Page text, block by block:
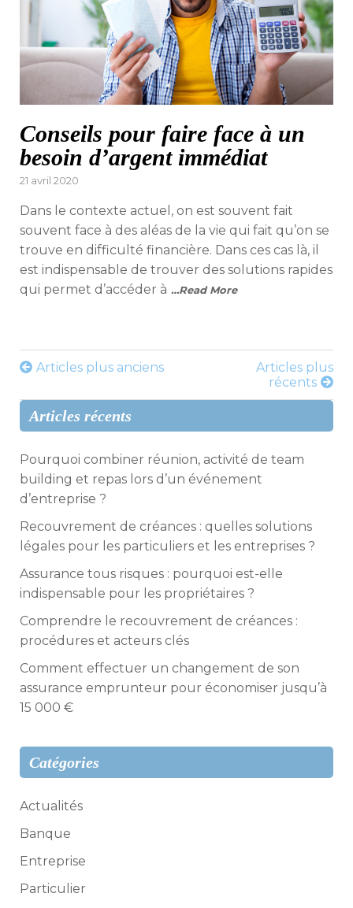
Conseils pour faire face à un
besoin d’argent immédiat
Posted
21 avril 2020
Dans le contexte actuel, on est souvent fait
souvent face à des aléas de la vie qui fait qu’on se
trouve en difficulté financière. Dans ces cas là, il
est indispensable de trouver des solutions rapides
qui permet d’accéder à …Read More
Navigation
des
articles
Articles plus anciens
Articles plus
récents
Articles récents
Pourquoi combiner réunion, activité de team
building et repas lors d’un événement
d’entreprise ?
Recouvrement de créances : quelles solutions
légales pour les particuliers et les entreprises ?
Assurance tous risques : pourquoi est-elle
indispensable pour les propriétaires ?
Comprendre le recouvrement de créances :
procédures et acteurs clés
Comment effectuer un changement de son
assurance emprunteur pour économiser jusqu’à
15 000 €
Catégories
Actualités
Banque
Entreprise
Particulier